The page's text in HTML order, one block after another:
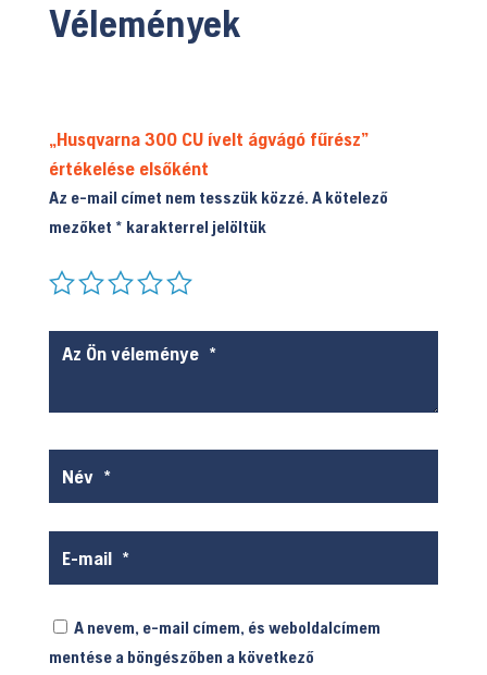
Vélemények
„Husqvarna 300 CU ívelt ágvágó fűrész”
értékelése elsőként
Az e-mail címet nem tesszük közzé. A kötelező
mezőket * karakterrel jelöltük
A nevem, e-mail címem, és weboldalcímem
mentése a böngészőben a következő